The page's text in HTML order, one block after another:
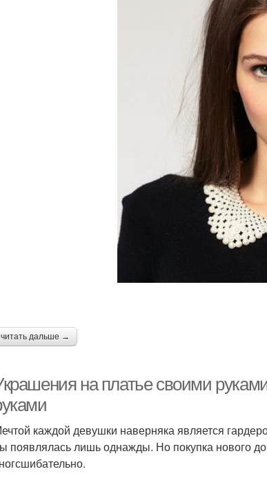
читать дальше →
на платье своими
каждой девушки наверняка является
появлялась лишь однажды. Но покупка нового